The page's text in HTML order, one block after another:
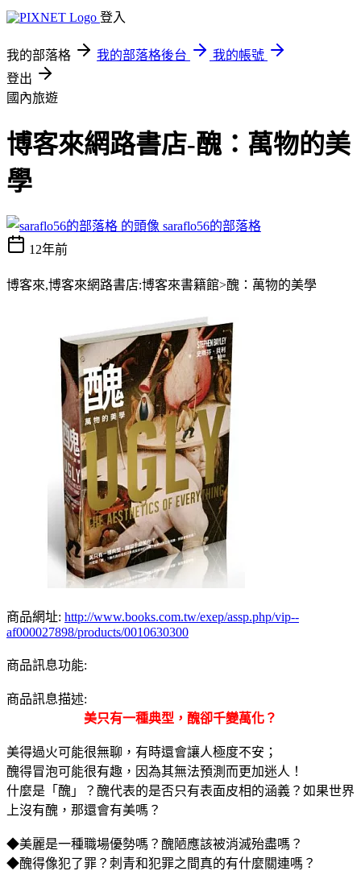
登入
我的部落格 我的部落格後台
我的帳號
登出
國內旅遊
博客來網路書店-醜：萬物的美
學
saraflo56的部落格
12年前
博客來,博客來網路書店:博客來書籍館>醜：萬物的美學
商品網址: http://www.books.com.tw/exep/assp.php/vip--
af000027898/products/0010630300
商品訊息功能:
商品訊息描述:
美只有一種典型，醜卻千變萬化？
美得過火可能很無聊，有時還會讓人極度不安；
醜得冒泡可能很有趣，因為其無法預測而更加迷人！
什麼是「醜」？醜代表的是否只有表面皮相的涵義？如果世界
上沒有醜，那還會有美嗎？
◆美麗是一種職場優勢嗎？醜陋應該被消滅殆盡嗎？
◆醜得像犯了罪？刺青和犯罪之間真的有什麼關連嗎？